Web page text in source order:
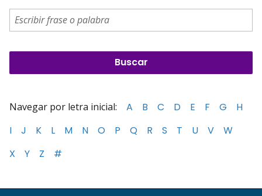
Navegar por letra inicial: A B C D E F G
H
I
J K L M N O P Q R S T U V
W
X
Y Z #